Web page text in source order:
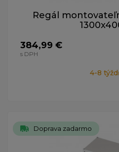
Regál
384,99 €
s DPH
4-8
Doprava zadarmo